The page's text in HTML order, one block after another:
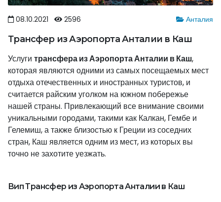
Анталия
08.10.2021 2596
Трансфер из Аэропорта Анталии в Каш
Услуги трансфера из Аэропорта Анталии в Каш,
которая являются одними из самых посещаемых мест
отдыха отечественных и иностранных туристов, и
считается райским уголком на южном побережье
нашей страны. Привлекающий все внимание своими
уникальными городами, такими как Калкан, Гембе и
Гелемиш, а также близостью к Греции из соседних
стран, Каш является одним из мест, из которых вы
точно не захотите уезжать.
Вип Трансфер из Аэропорта Анталии в Каш